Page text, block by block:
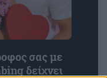
σας με
δείχνει